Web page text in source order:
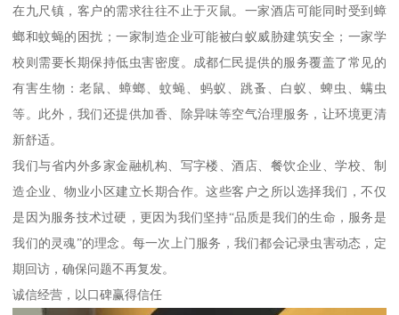
在九尺镇，客户的需求往往不止于灭鼠。一家酒店可能同时受到蟑
螂和蚊蝇的困扰；一家制造企业可能被白蚁威胁建筑安全；一家学
校则需要长期保持低虫害密度。成都仁民提供的服务覆盖了常见的
有害生物：老鼠、蟑螂、蚊蝇、蚂蚁、跳蚤、白蚁、蜱虫、螨虫
等。此外，我们还提供加香、除异味等空气治理服务，让环境更清
新舒适。
我们与省内外多家金融机构、写字楼、酒店、餐饮企业、学校、制
造企业、物业小区建立长期合作。这些客户之所以选择我们，不仅
是因为服务技术过硬，更因为我们坚持“品质是我们的生命，服务是
我们的灵魂”的理念。每一次上门服务，我们都会记录虫害动态，定
期回访，确保问题不再复发。
诚信经营，以口碑赢得信任